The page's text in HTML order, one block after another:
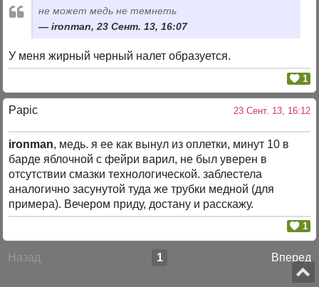
не может медь не темнеть
ironman, 23 Сент. 13, 16:07
У меня жирный черный налет образуется.
1
Papic 23 Сент. 13, 16:12
ironman, медь. я ее как вынул из оплетки, минут 10 в
барде яблочной с фейри варил, не был уверен в
отсутствии смазки технологической. заблестела
аналогично засунутой туда же трубки медной (для
примера). Вечером приду, достану и расскажу.
1
Назад Вперед
1